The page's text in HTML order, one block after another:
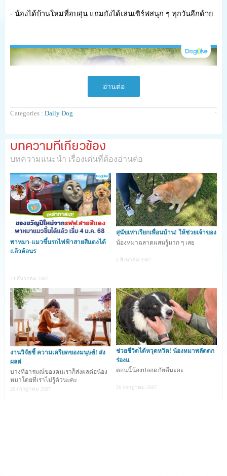
- น้องได้บ้านใหม่ที่อบอุ่น แถมยังได้เล่นเซิร์ฟสนุก ๆ ทุกวันอีกด้วย
เว็บไซต์ Metro ของสหราชอาณาจักรได้เผยเรื่องราวของ “แอเรียล”
นอกร้านค้าแห่งหนึ่ง ด้วยอายุเพียง 11 สัปดาห์เท่านั้น!
โดยพบว่า แอเรียล มีอวัยวะเพศเมีย (vulva)  2 ข้าง และมีไตเพียง 1
ข้างก่อนจะได้รับการช่วยเหลือจากศูนย์พักพิงสัตว์ Greenacres
Rescue จนนำไปสู่การสามารถระดมทุนได้ประมาณ 15,000 ปอนด์
(ประมาณ 675,000 บาทไทย) สำหรับการผ่าตัดเพื่อเอาขาหลังส่วน
เกินออก และไม่นานน้องก็ได้บ้านใหม่ที่แสนอบอุ่น
.
Emma-Mary Webster และ Ollie Bird คู่สามีภรรยาผู้เป็นเจ้าของ
สโมสรเล่นเซิร์ฟสำหรับผู้พิการ Blue Horizons Surf Club ซึ่งกำลัง
เศร้าโศกจากการสูญเสียสุนัขตัวเก่าที่อยู่ด้วยกันมานานถึง 16 ปี ได้
อ่านต่อ
Categories : Daily Dog ·
บทความที่เกี่ยวข้อง
บทความแนะนำ เรื่องเด่นที่ต้องอ่านต่อ
พาหมา-แมวขึ้นรถไฟฟ้าสายสีแดงได้
แล้วต้อนร
24 ธันวาคม 2567
สุนัขเห่าเรียกเพื่อนบ้าน! ให้ช่วยเจ้าของ
น้องหมาฉลาดแสนรู้มาก ๆ เลย
5 สิงหาคม 2567
งานวิจัยชี้ ความเครียดของมนุษย์! ส่ง
ผลต่
บางทีอารมณ์ของคนเราก็ส่งผลต่อน้อง
หมาโดยที่เราไม่รู้ตัวนะคะ
26 กรกฎาคม 2567
ช่วยชีวิตได้หวุดหวิด! น้องหมาพลัดตก
ร่องแ
ตอนนี้น้องปลอดภัยดีนะคะ
26 กรกฎาคม 2567